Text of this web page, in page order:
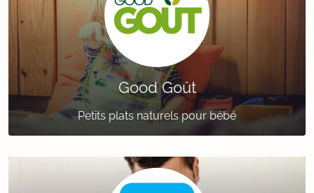
Good Goût
Petits plats naturels pour bébé